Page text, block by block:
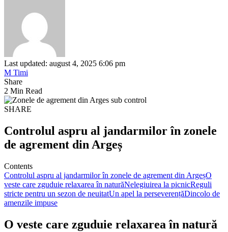
Last updated: august 4, 2025 6:06 pm
M Timi
Share
2 Min Read
SHARE
Controlul aspru al jandarmilor în zonele
de agrement din Argeș
Contents
Controlul aspru al jandarmilor în zonele de agrement din ArgeșO
veste care zguduie relaxarea în naturăNelegiuirea la picnicReguli
stricte pentru un sezon de neuitatUn apel la perseverențăDincolo de
amenzile impuse
O veste care zguduie relaxarea în natură